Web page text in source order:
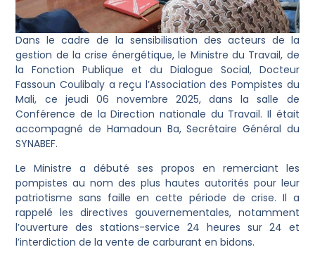
Dans le cadre de la sensibilisation des acteurs de la
gestion de la crise énergétique, le Ministre du Travail, de
la Fonction Publique et du Dialogue Social, Docteur
Fassoun Coulibaly a reçu l’Association des Pompistes du
Mali, ce jeudi 06 novembre 2025, dans la salle de
Conférence de la Direction nationale du Travail. Il était
accompagné de Hamadoun Ba, Secrétaire Général du
SYNABEF.
Le Ministre a débuté ses propos en remerciant les
pompistes au nom des plus hautes autorités pour leur
patriotisme sans faille en cette période de crise. Il a
rappelé les directives gouvernementales, notamment
l’ouverture des stations-service 24 heures sur 24 et
l’interdiction de la vente de carburant en bidons.